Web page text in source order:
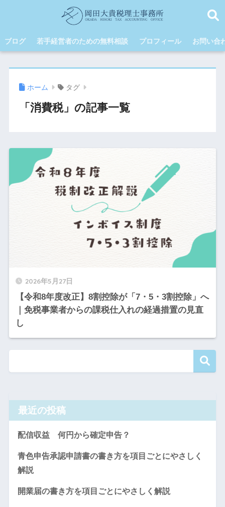
ブログ 若手経営者のための無料相談 プロフィール お問い合
ホーム タグ
「消費税」の記事一覧
2026年5月27日
【令和8年度改正】8割控除が「7・5・3割控除」へ
｜免税事業者からの課税仕入れの経過措置の見直
し
最近の投稿
配信収益 何円から確定申告？
青色申告承認申請書の書き方を項目ごとにやさしく
解説
開業届の書き方を項目ごとにやさしく解説